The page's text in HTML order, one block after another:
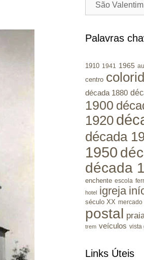
Municípios
Palavras
1910 1941 1965
centro
década 1880
1900
1920
década
1950
década
enchente escola
hotel
igreja
século XX
postal
trem veículos vista
Links Úteis